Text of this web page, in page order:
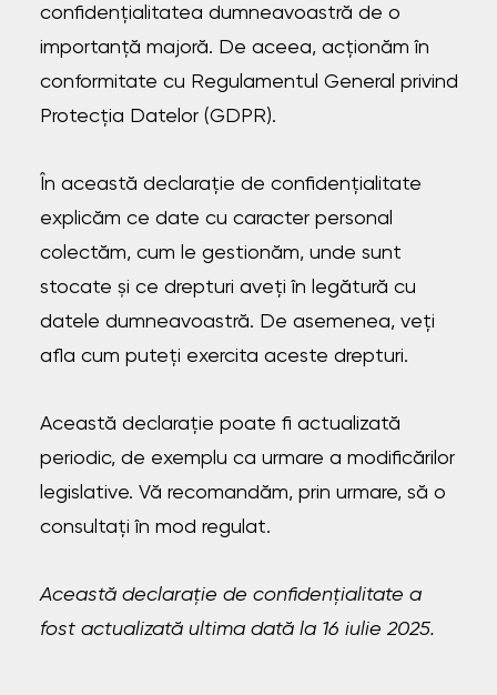
confidențialitatea dumneavoastră de o
importanță majoră. De aceea, acționăm în
conformitate cu Regulamentul General privind
Protecția Datelor (GDPR).
În această declarație de confidențialitate
explicăm ce date cu caracter personal
colectăm, cum le gestionăm, unde sunt
stocate și ce drepturi aveți în legătură cu
datele dumneavoastră. De asemenea, veți
afla cum puteți exercita aceste drepturi.
Această declarație poate fi actualizată
periodic, de exemplu ca urmare a modificărilor
legislative. Vă recomandăm, prin urmare, să o
consultați în mod regulat.
Această declarație de confidențialitate a
fost actualizată ultima dată la 16 iulie 2025.